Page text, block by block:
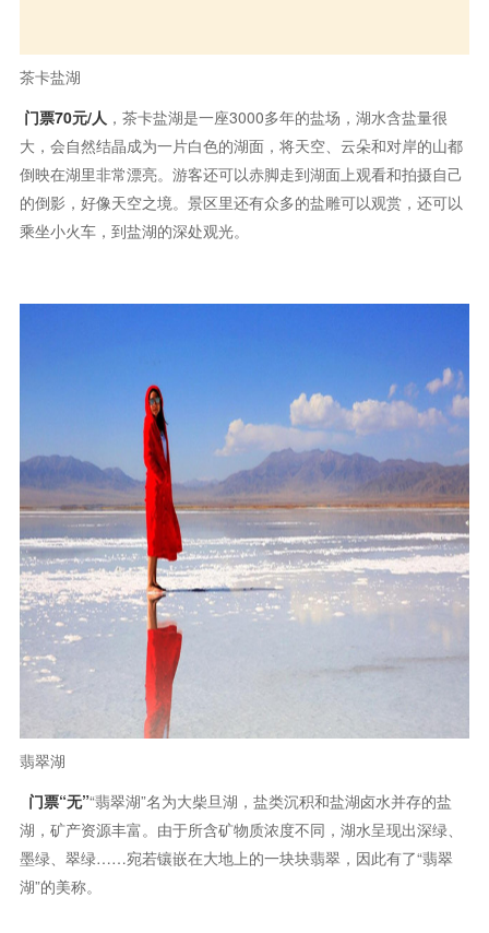
茶卡盐湖
门票70元/人 ，茶卡盐湖是一座3000多年的盐场，湖水含盐量很
大，会自然结晶成为一片白色的湖面，将天空、云朵和对岸的山都
倒映在湖里非常漂亮。游客还可以赤脚走到湖面上观看和拍摄自己
的倒影，好像天空之境。景区里还有众多的盐雕可以观赏，还可以
乘坐小火车，到盐湖的深处观光。
翡翠湖
门票“无”“翡翠湖”名为大柴旦湖，盐类沉积和盐湖卤水并存的盐
湖，矿产资源丰富。由于所含矿物质浓度不同，湖水呈现出深绿、
墨绿、翠绿……宛若镶嵌在大地上的一块块翡翠，因此有了“翡翠
湖”的美称。